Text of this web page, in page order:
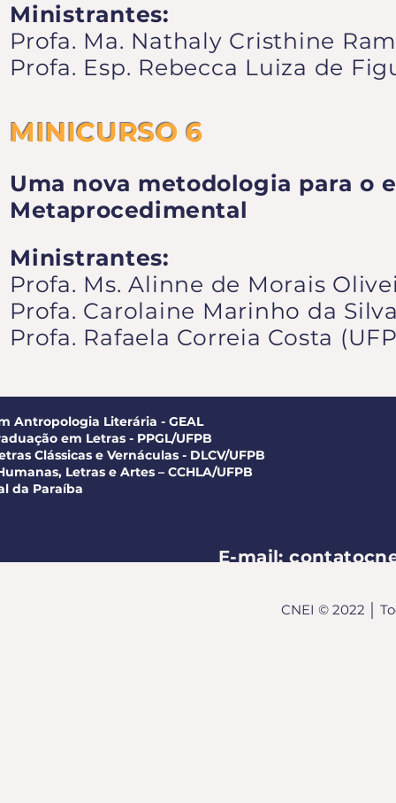
Ministrantes:
Profa. Ma. Nathaly Cristhine
Profa. Esp. Rebecca Luiza de
MINICURSO 6
Uma nova metodologia para o
Metaprocedimental
Ministrantes:
Profa. Ms. Alinne de Morais
Profa. Carolaine Marinho da
Profa. Rafaela Correia Costa
Antropologia Literária - GEAL
em Letras - PPGL/UFPB
Clássicas e Vernáculas - DLCV/UFPB
Letras e Artes – CCHLA/UFPB
da Paraíba
E-mail:
CNEI © 2022 │